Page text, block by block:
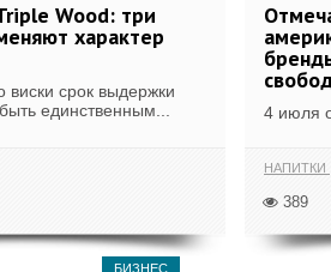
Wood: три
характер
виски срок выдержки
единственным...
4 июля
НАПИТКИ
389
БИЗНЕС